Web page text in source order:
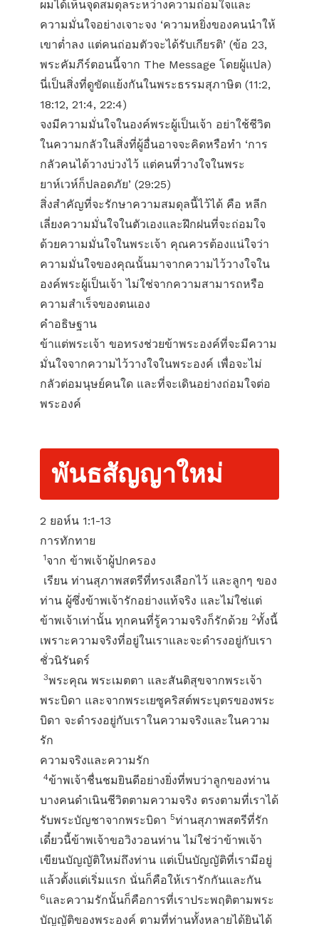
ผมได้เห็นจุดสมดุลระหว่างความถ่อมใจและ
ความมั่นใจอย่างเจาะจง ‘ความหยิ่งของคนนำให้
เขาต่ำลง แต่คนถ่อมตัวจะได้รับเกียรติ’ (ข้อ 23,
พระคัมภีร์ตอนนี้จาก The Message โดยผู้แปล)
นี่เป็นสิ่งที่ดูขัดแย้งกันในพระธรรมสุภาษิต (11:2,
18:12, 21:4, 22:4)
จงมีความมั่นใจในองค์พระผู้เป็นเจ้า อย่าใช้ชีวิต
ในความกลัวในสิ่งที่ผู้อื่นอาจจะคิดหรือทำ ‘การ
กลัวคนได้วางบ่วงไว้ แต่คนที่วางใจในพระ
ยาห์เวห์ก็ปลอดภัย’ (29:25)
สิ่งสำคัญที่จะรักษาความสมดุลนี้ไว้ได้ คือ หลีก
เลี่ยงความมั่นใจในตัวเองและฝึกฝนที่จะถ่อมใจ
ด้วยความมั่นใจในพระเจ้า คุณควรต้องแน่ใจว่า
ความมั่นใจของคุณนั้นมาจากความไว้วางใจใน
องค์พระผู้เป็นเจ้า ไม่ใช่จากความสามารถหรือ
ความสำเร็จของตนเอง
คำอธิษฐาน
ข้าแต่พระเจ้า ขอทรงช่วยข้าพระองค์ที่จะมีความ
มั่นใจจากความไว้วางใจในพระองค์ เพื่อจะไม่
กลัวต่อมนุษย์คนใด และที่จะเดินอย่างถ่อมใจต่อ
พระองค์
พันธสัญญาใหม่
2 ยอห์น 1:1-13
การทักทาย
1จาก ข้าพเจ้าผู้ปกครอง
เรียน ท่านสุภาพสตรีที่ทรงเลือกไว้ และลูกๆ ของ
ท่าน ผู้ซึ่งข้าพเจ้ารักอย่างแท้จริง และไม่ใช่แต่
ข้าพเจ้าเท่านั้น ทุกคนที่รู้ความจริงก็รักด้วย 2ทั้งนี้
เพราะความจริงที่อยู่ในเราและจะดำรงอยู่กับเรา
ชั่วนิรันดร์
3พระคุณ พระเมตตา และสันติสุขจากพระเจ้า
พระบิดา และจากพระเยซูคริสต์พระบุตรของพระ
บิดา จะดำรงอยู่กับเราในความจริงและในความ
รัก
ความจริงและความรัก
4ข้าพเจ้าชื่นชมยินดีอย่างยิ่งที่พบว่าลูกของท่าน
บางคนดำเนินชีวิตตามความจริง ตรงตามที่เราได้
รับพระบัญชาจากพระบิดา 5ท่านสุภาพสตรีที่รัก
เดี๋ยวนี้ข้าพเจ้าขอวิงวอนท่าน ไม่ใช่ว่าข้าพเจ้า
เขียนบัญญัติใหม่ถึงท่าน แต่เป็นบัญญัติที่เรามีอยู่
แล้วตั้งแต่เริ่มแรก นั่นก็คือให้เรารักกันและกัน
6และความรักนั้นก็คือการที่เราประพฤติตามพระ
บัญญัติของพระองค์ ตามที่ท่านทั้งหลายได้ยินได้